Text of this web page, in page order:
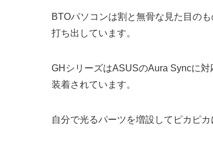
BTOパソコンは割と無骨な見た目の
打ち出しています。
GHシリーズはASUSのAura Syncに
装着されています。
自分で光るパーツを増設してピカピ